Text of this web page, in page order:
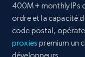
400M+ monthly IPs
ordre et la capacité
code postal,
proxies premium un